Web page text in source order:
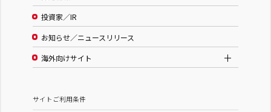
投資家／IR
お知らせ／ニュースリリース
海外向けサイト
サイトご利用条件